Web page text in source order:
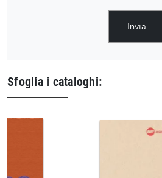
Invia
Sfoglia i cataloghi: